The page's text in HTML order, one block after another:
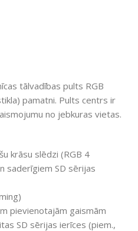
tālvadības pults RGB
pamatni. Pults centrs ir
no jebkuras vietas.
krāsu slēdzi (RGB 4
saderīgiem SD sērijas
pievienotajām gaismām
SD sērijas ierīces (piem.,